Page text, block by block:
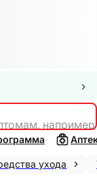
ухода